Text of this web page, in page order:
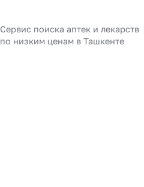
Сервис поиска аптек и лекарств
по низким ценам в Ташкенте